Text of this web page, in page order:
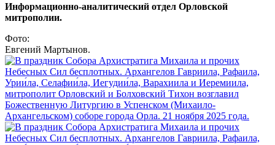
Информационно-аналитический отдел Орловской
митрополии.
Фото:
Евгений Мартынов.